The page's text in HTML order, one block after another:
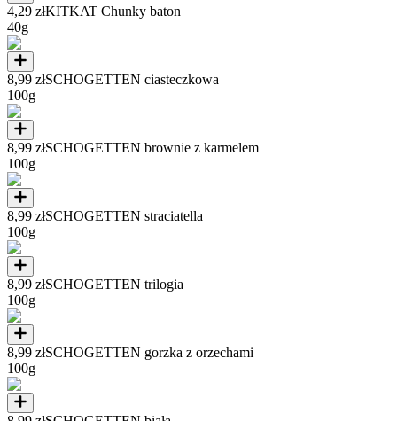
4,29 złKITKAT Chunky baton
40g
8,99 złSCHOGETTEN ciasteczkowa
100g
8,99 złSCHOGETTEN brownie z karmelem
100g
8,99 złSCHOGETTEN straciatella
100g
8,99 złSCHOGETTEN trilogia
100g
8,99 złSCHOGETTEN gorzka z orzechami
100g